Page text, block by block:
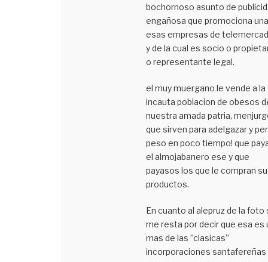
bochornoso asunto de
engañosa que promociona
esas empresas de
y de la cual es socio o
o representante legal.
el muy muergano le vende a la
incauta poblacion de obesos
nuestra amada patria,
que sirven para adelgazar y
peso en poco tiempo! que
el almojabanero ese y que
payasos los que le compran
productos.
En cuanto al alepruz de la foto
me resta por decir que esa es
mas de las ’’clasicas’’
incorporaciones santafereñas